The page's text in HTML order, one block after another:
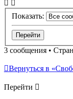
Показать:
3 сообщения •
Вернуться в
Перейти